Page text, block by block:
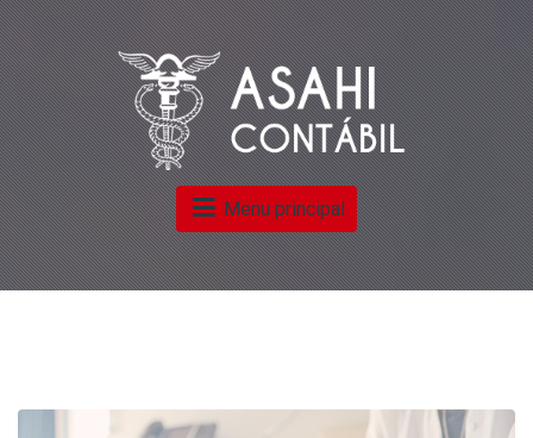
Menu principal